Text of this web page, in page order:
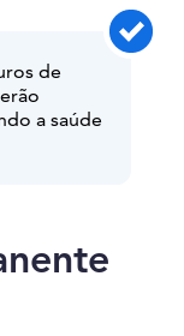
de
a saúde